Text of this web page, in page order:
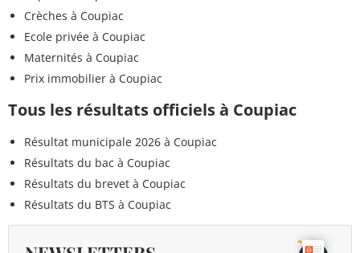
Crèches à Coupiac
Ecole privée à Coupiac
Maternités à Coupiac
Prix immobilier à Coupiac
Tous les résultats officiels à Coupiac
Résultat municipale 2026 à Coupiac
Résultats du bac à Coupiac
Résultats du brevet à Coupiac
Résultats du BTS à Coupiac